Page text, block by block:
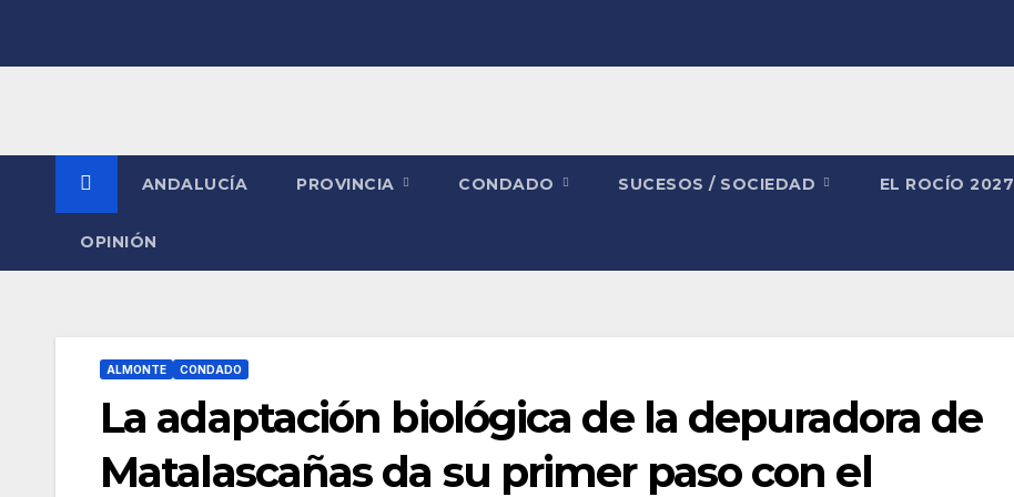
ANDALUCÍA PROVINCIA CONDADO SUCESOS / SOCIEDAD EL ROCÍO 2027
OPINIÓN
ALMONTE CONDADO
La adaptación biológica de la depuradora de
Matalascañas da su primer paso con el